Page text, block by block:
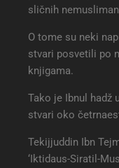
sličnih
O tome su neki
stvari posvetili po
knjigama.
Tako je Ibnul hadž
stvari oko
Tekijjuddin Ibn
‘Iktidaus-Siratil-